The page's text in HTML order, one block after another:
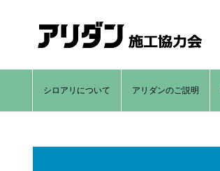
シロアリについて アリダンのご説明